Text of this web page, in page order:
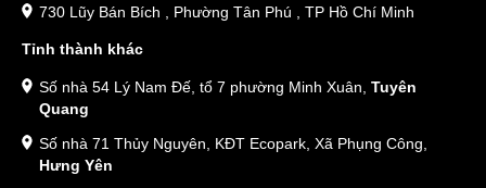
730 Lũy Bán Bích , Phường Tân Phú , TP Hồ Chí Minh
Tỉnh thành khác
Số nhà 54 Lý Nam Đế, tổ 7 phường Minh Xuân, Tuyên
Quang
Số nhà 71 Thủy Nguyên, KĐT Ecopark, Xã Phụng Công,
Hưng Yên